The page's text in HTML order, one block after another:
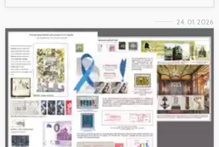
24. 01. 2026